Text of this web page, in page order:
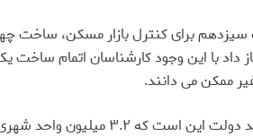
برای کنترل بازار مسکن، ساخت
ممکن می دانند.